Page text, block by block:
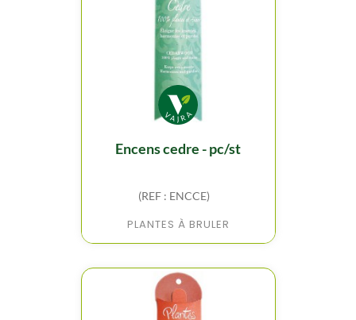
encens cedre - pc/st
(REF : ENCCE)
PLANTES À BRULER